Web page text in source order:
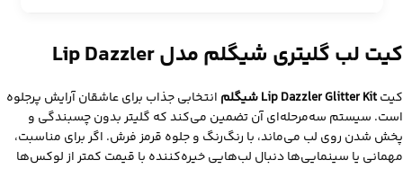
کیت لب گلیتری شیگلم مدل Lip Dazzler
کیتLip Dazzler Glitter Kit شیگلم
انتخابی جذاب برای عاشقان آرایش پرجلوه
است. سیستم سه‌مرحله‌ای آن تضمین می‌کند که گلیتر بدون چسبندگی و
پخش شدن روی لب می‌ماند، با رنگ‌رنگ‌ و جلوه قرمز فرش. اگر برای مناسبت،
مهمانی یا سینمایی‌ها دنبال لب‌هایی خیره‌کننده با قیمت کمتر از لوکس‌ها